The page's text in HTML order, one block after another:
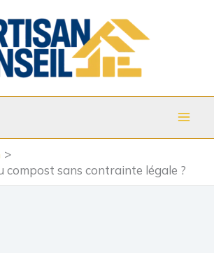
compost sans contrainte légale ?